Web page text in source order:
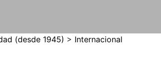
(desde 1945) > Internacional